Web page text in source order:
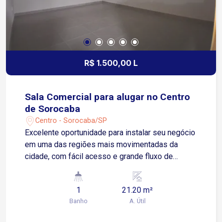
R$ 1.500,00 L
Sala Comercial para alugar no Centro
de Sorocaba
Centro - Sorocaba/SP
Excelente oportunidade para instalar seu negócio
em uma das regiões mais movimentadas da
cidade, com fácil acesso e grande fluxo de
fácil acesso à Avenida Dom Aguirre e à Avenida
São Paulo, próxima ao Poupatempo Sorocaba e
ao Terminal São Paulo. Sobre o imóvel: 1 sala 1
1
Banho
21.20 m²
A. Útil